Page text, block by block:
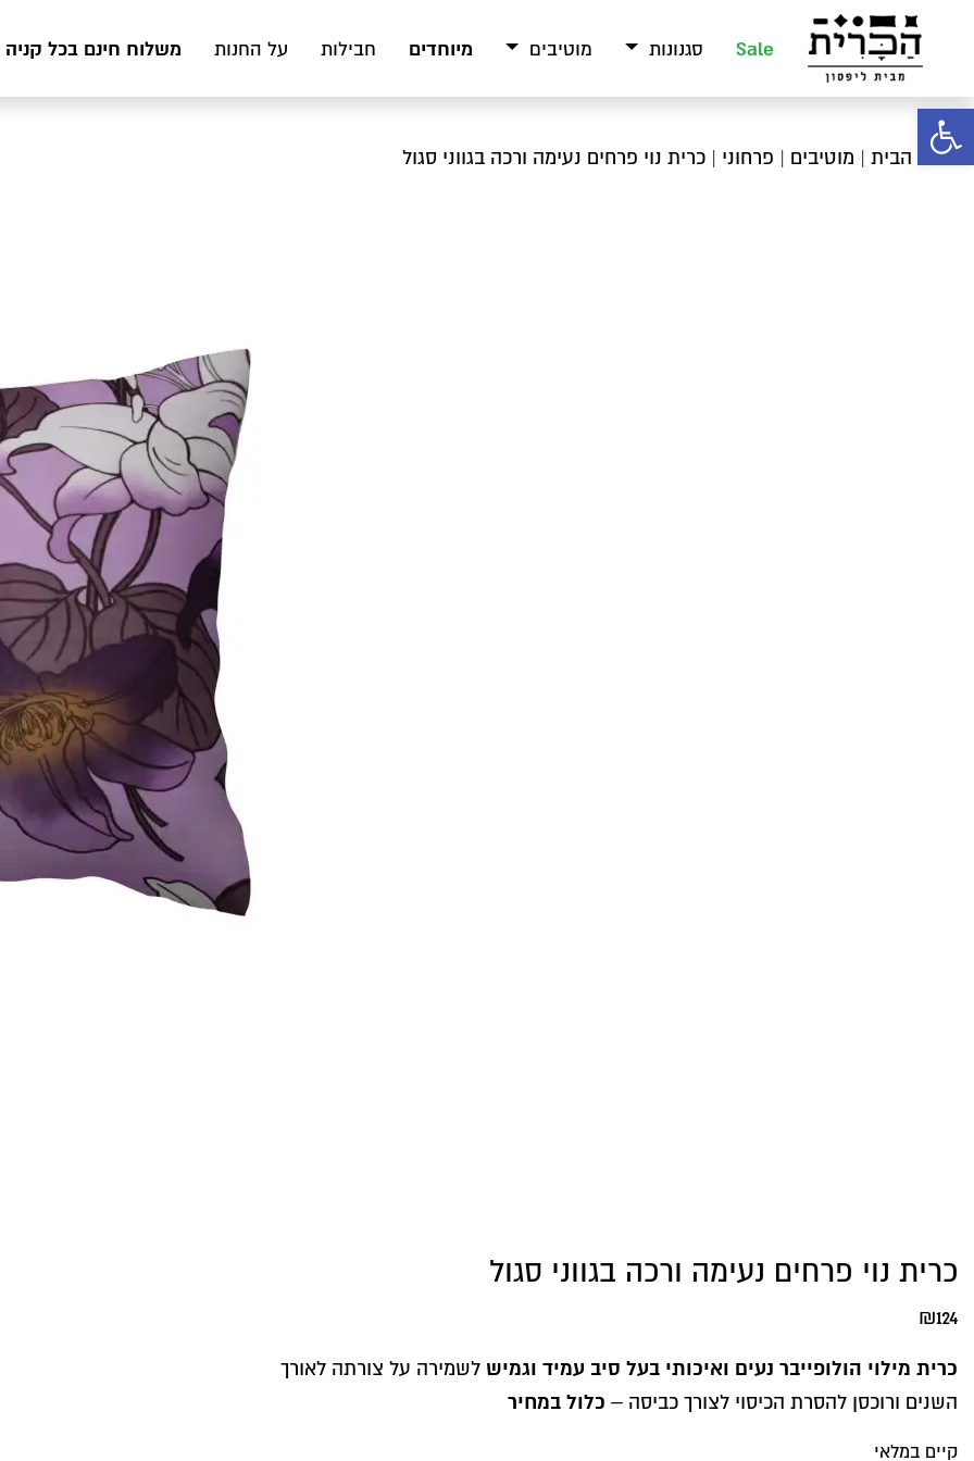
פתח סרגל נגישות
Sale סגנונות מוטיבים מיוחדים חבילות על החנות משלוח חינם בכל קניה מעל 199 ₪
עמוד הבית | מוטיבים | פרחוני | כרית נוי פרחים נעימה ורכה בגווני סגול
כרית נוי פרחים נעימה ורכה בגווני סגול
₪124
כרית מילוי הולופייבר נעים ואיכותי בעל סיב עמיד וגמיש לשמירה על צורתה לאורך
השנים ורוכסן להסרת הכיסוי לצורך כביסה – כלול במחיר
קיים במלאי